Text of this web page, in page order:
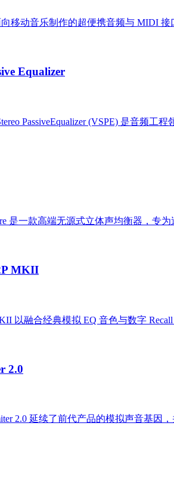
移动音乐制作的超便携音频与 MIDI
Equalizer
PassiveEqualizer (VSPE) 是音频
是一款高端无源式立体声均衡器，
MKII
以融合经典模拟 EQ 音色与数字
2.0
2.0 延续了前代产品的模拟声音基